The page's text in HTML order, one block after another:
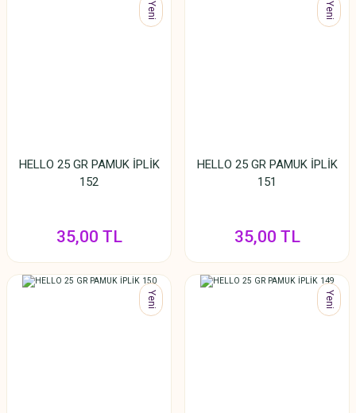
Yeni
HELLO 25 GR PAMUK İPLİK
152
35,00 TL
Yeni
HELLO 25 GR PAMUK İPLİK
151
35,00 TL
Yeni Yeni